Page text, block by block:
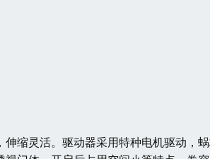
缩灵活。驱动器采用特种电机驱动，